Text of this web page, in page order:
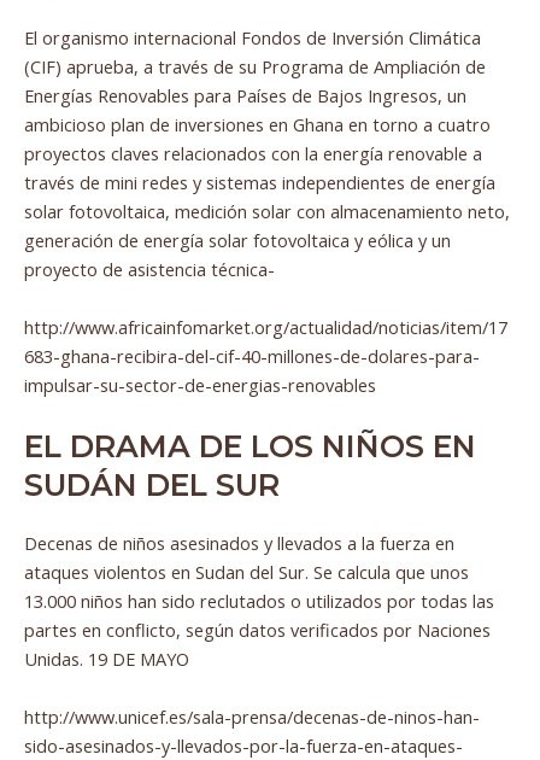
El organismo internacional Fondos de Inversión Climática
(CIF) aprueba, a través de su Programa de Ampliación de
Energías Renovables para Países de Bajos Ingresos, un
ambicioso plan de inversiones en Ghana en torno a cuatro
proyectos claves relacionados con la energía renovable a
través de mini redes y sistemas independientes de energía
solar fotovoltaica, medición solar con almacenamiento neto,
generación de energía solar fotovoltaica y eólica y un
proyecto de asistencia técnica-
http://www.africainfomarket.org/actualidad/noticias/item/17
683-ghana-recibira-del-cif-40-millones-de-dolares-para-
impulsar-su-sector-de-energias-renovables
EL DRAMA DE LOS NIÑOS EN
SUDÁN DEL SUR
Decenas de niños asesinados y llevados a la fuerza en
ataques violentos en Sudan del Sur. Se calcula que unos
13.000 niños han sido reclutados o utilizados por todas las
partes en conflicto, según datos verificados por Naciones
Unidas. 19 DE MAYO
http://www.unicef.es/sala-prensa/decenas-de-ninos-han-
sido-asesinados-y-llevados-por-la-fuerza-en-ataques-